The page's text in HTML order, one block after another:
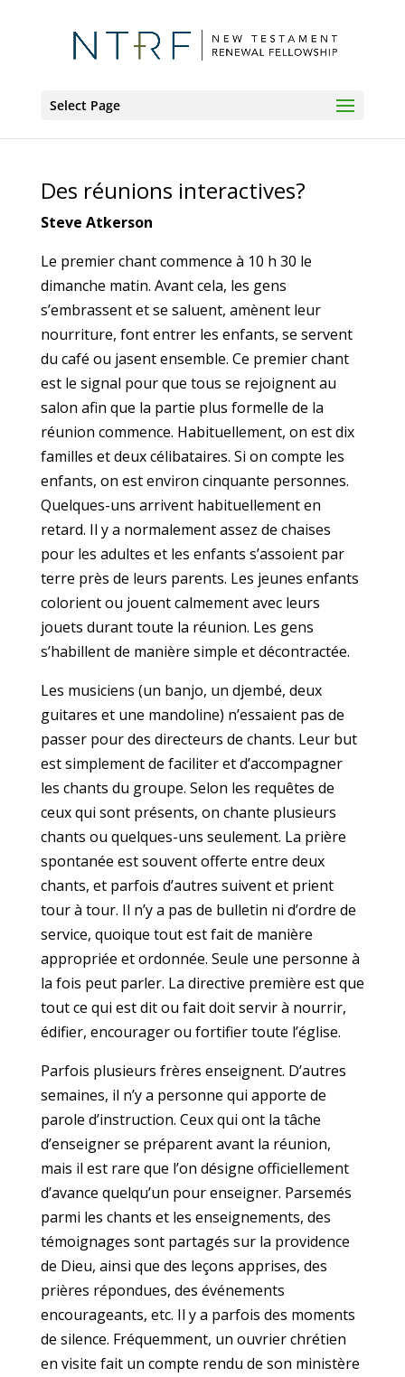
Select Page
Des réunions interactives?
Steve Atkerson
Le premier chant commence à 10 h 30 le
dimanche matin. Avant cela, les gens
s’embrassent et se saluent, amènent leur
nourriture, font entrer les enfants, se servent
du café ou jasent ensemble. Ce premier chant
est le signal pour que tous se rejoignent au
salon afin que la partie plus formelle de la
réunion commence. Habituellement, on est dix
familles et deux célibataires. Si on compte les
enfants, on est environ cinquante personnes.
Quelques-uns arrivent habituellement en
retard. Il y a normalement assez de chaises
pour les adultes et les enfants s’assoient par
terre près de leurs parents. Les jeunes enfants
colorient ou jouent calmement avec leurs
jouets durant toute la réunion. Les gens
s’habillent de manière simple et décontractée.
Les musiciens (un banjo, un djembé, deux
guitares et une mandoline) n’essaient pas de
passer pour des directeurs de chants. Leur but
est simplement de faciliter et d’accompagner
les chants du groupe. Selon les requêtes de
ceux qui sont présents, on chante plusieurs
chants ou quelques-uns seulement. La prière
spontanée est souvent offerte entre deux
chants, et parfois d’autres suivent et prient
tour à tour. Il n’y a pas de bulletin ni d’ordre de
service, quoique tout est fait de manière
appropriée et ordonnée. Seule une personne à
la fois peut parler. La directive première est que
tout ce qui est dit ou fait doit servir à nourrir,
édifier, encourager ou fortifier toute l’église.
Parfois plusieurs frères enseignent. D’autres
semaines, il n’y a personne qui apporte de
parole d’instruction. Ceux qui ont la tâche
d’enseigner se préparent avant la réunion,
mais il est rare que l’on désigne officiellement
d’avance quelqu’un pour enseigner. Parsemés
parmi les chants et les enseignements, des
témoignages sont partagés sur la providence
de Dieu, ainsi que des leçons apprises, des
prières répondues, des événements
encourageants, etc. Il y a parfois des moments
de silence. Fréquemment, un ouvrier chrétien
en visite fait un compte rendu de son ministère